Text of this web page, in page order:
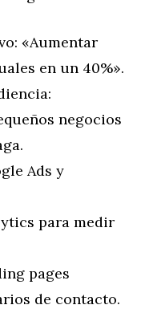
«Aumentar
en un 40%».
negocios
Ads y
para medir
pages
de contacto.